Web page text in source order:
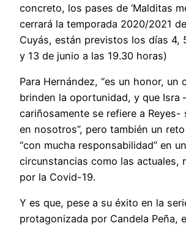
concreto, los pases de ‘Malditas
cerrará la temporada 2020/2021
Cuyás, están previstos los días 4,
y 13 de junio a las 19.30 horas)
Para Hernández, “es un honor, un
brinden la oportunidad, y que Isra
cariñosamente se refiere a Reyes-
en nosotros”, pero también un
“con mucha responsabilidad” en
circunstancias como las actuales,
por la Covid-19.
Y es que, pese a su éxito en la
protagonizada por Candela Peña,